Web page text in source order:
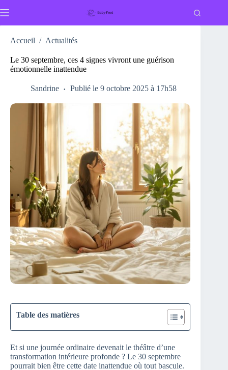
au
Accueil / Actualités
Le 30 septembre, ces 4 signes vivront une guérison
émotionnelle inattendue
Sandrine Publié le 9 octobre 2025 à 17h58
Table des matières
Et si une journée ordinaire devenait le théâtre d’une
transformation intérieure profonde ? Le 30 septembre
pourrait bien être cette date inattendue où tout bascule.